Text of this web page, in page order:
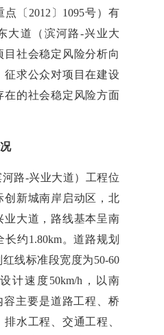
〔2012〕1095号）有
大道（滨河路-兴业大
社会稳定风险分析向
征求公众对项目在建设
在的社会稳定风险方面
路-兴业大道）工程位
创新城南岸启动区，北
业大道，路线基本呈南
约1.80km。道路规划
线标准段宽度为50-60
计速度50km/h，以南
容主要是道路工程、桥
水工程、交通工程、